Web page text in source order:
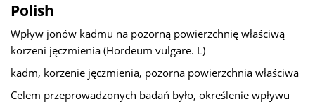
Polish
Wpływ jonów kadmu na pozorną powierzchnię właściwą
korzeni jęczmienia (Hordeum vulgare. L)
kadm, korzenie jęczmienia, pozorna powierzchnia właściwa
Celem przeprowadzonych badań było, określenie wpływu